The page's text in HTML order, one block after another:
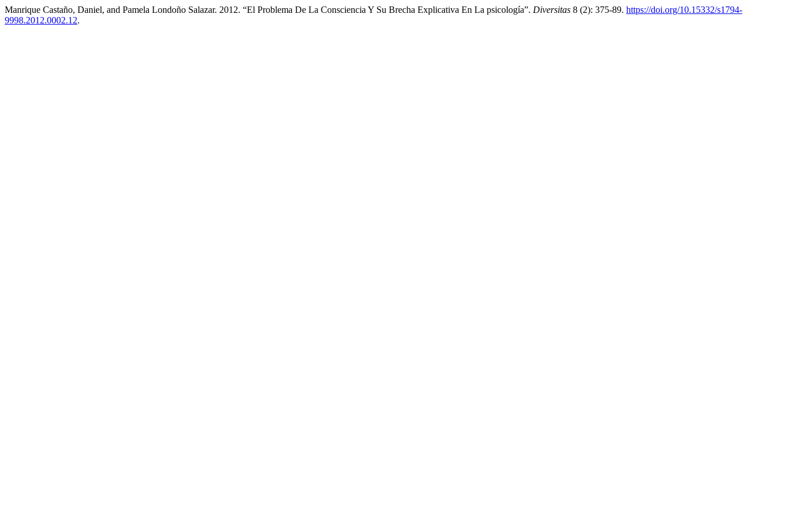
Manrique Castaño, Daniel, and Pamela Londoño Salazar. 2012. “El Problema De La Consciencia Y Su Brecha Explicativa En La psicología”. Diversitas 8 (2): 375-89. https://doi.org/10.15332/s1794-
9998.2012.0002.12.